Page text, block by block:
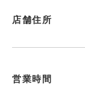
店舗住所
営業時間